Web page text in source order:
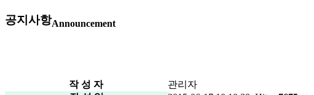
공지사항Announcement
작 성 자
관리자